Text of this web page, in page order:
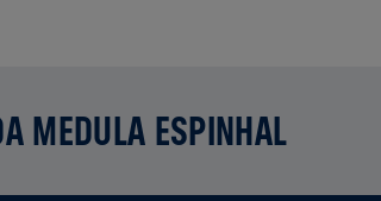
MEDULA ESPINHAL